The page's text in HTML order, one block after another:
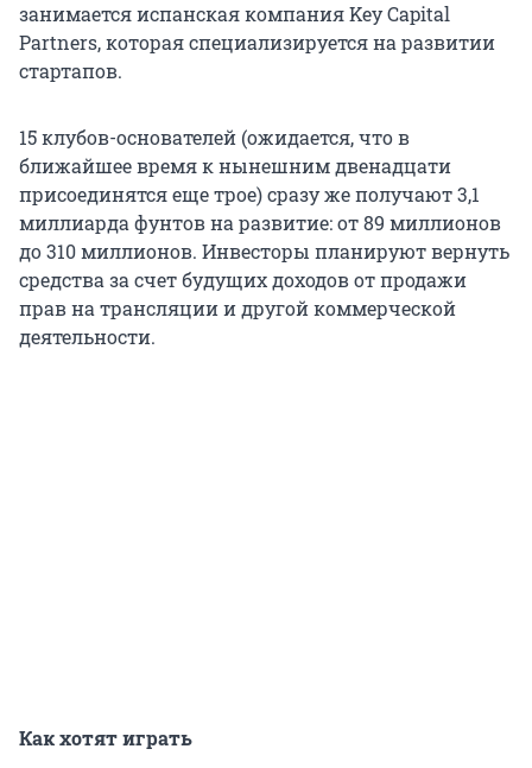
занимается испанская компания Key Capital
Partners, которая специализируется на развитии
стартапов.
15 клубов-основателей (ожидается, что в
ближайшее время к нынешним двенадцати
присоединятся еще трое) сразу же получают 3,1
миллиарда фунтов на развитие: от 89 миллионов
до 310 миллионов. Инвесторы планируют вернуть
средства за счет будущих доходов от продажи
прав на трансляции и другой коммерческой
деятельности.
Как хотят играть